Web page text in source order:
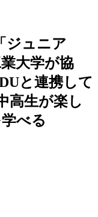
ジュニア
大学が協
と連携して
高生が楽し
べる